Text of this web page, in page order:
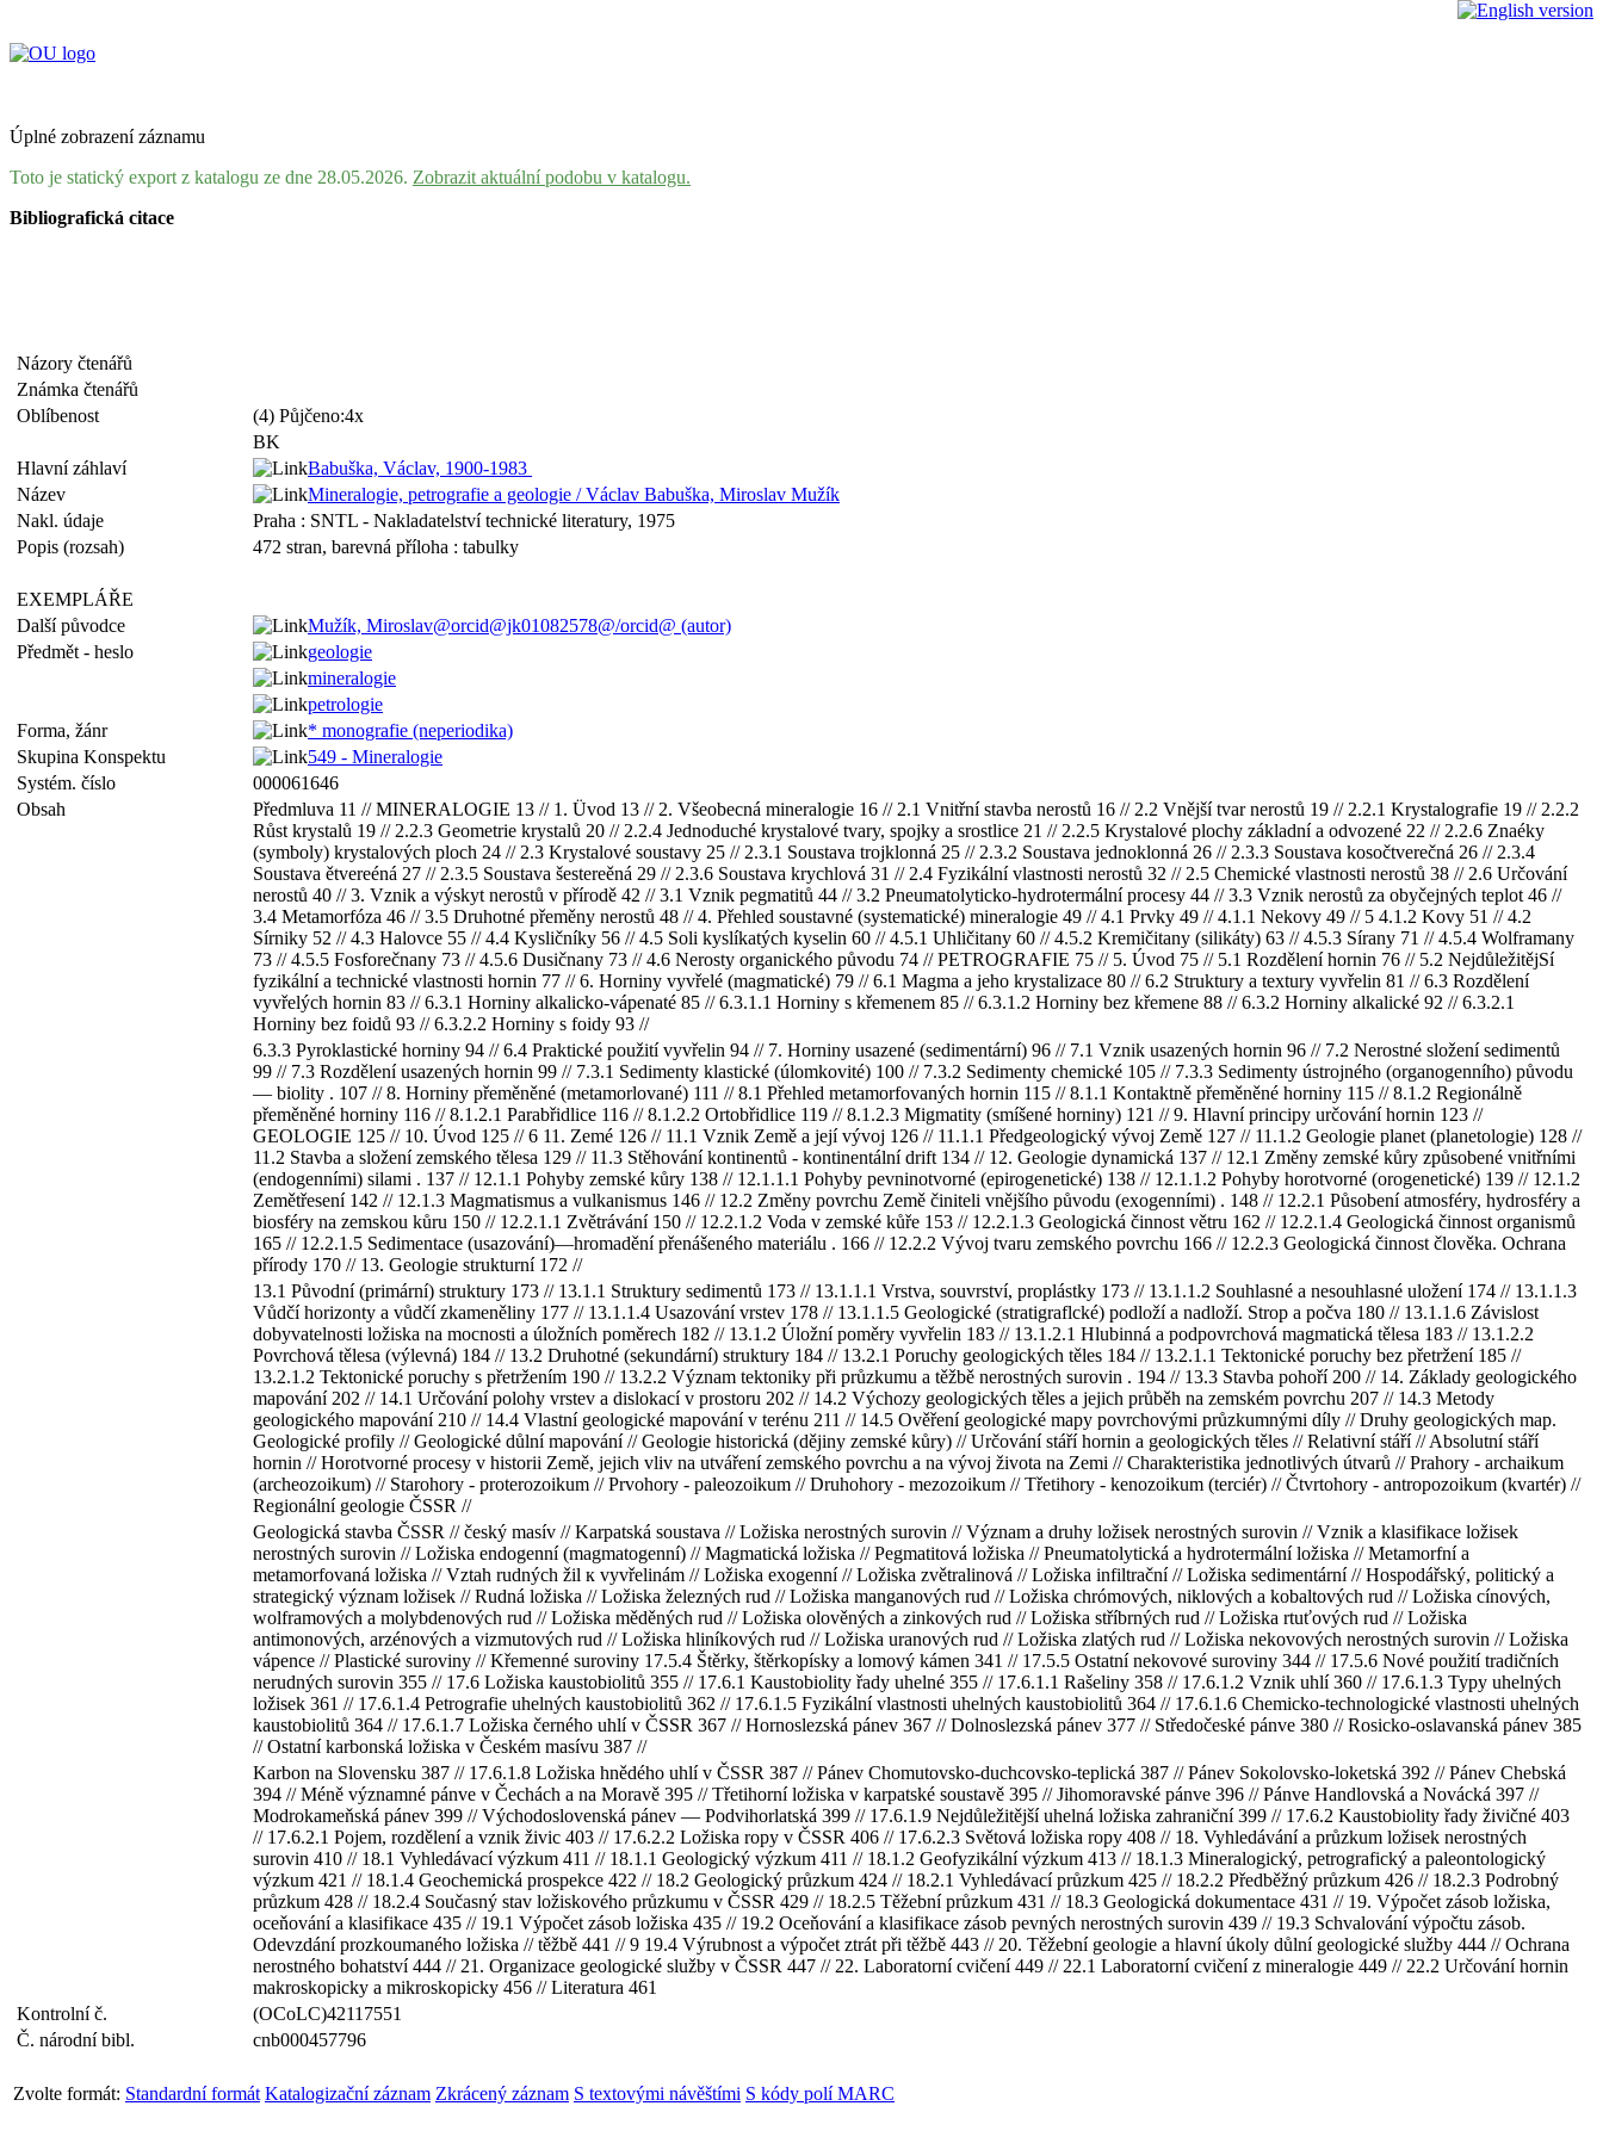
Úplné zobrazení záznamu
Toto je statický export z katalogu ze dne 28.05.2026. Zobrazit aktuální podobu v katalogu.
Bibliografická citace
Názory čtenářů
Známka čtenářů
Oblíbenost
(4) Půjčeno:4x
BK
Hlavní záhlaví
Babuška, Václav, 1900-1983
Název
Mineralogie, petrografie a geologie / Václav Babuška, Miroslav Mužík
Nakl. údaje
Praha : SNTL - Nakladatelství technické literatury, 1975
Popis (rozsah)
472 stran, barevná příloha : tabulky
EXEMPLÁŘE
Další původce
Mužík, Miroslav@orcid@jk01082578@/orcid@ (autor)
Předmět - heslo
geologie
mineralogie
petrologie
Forma, žánr
* monografie (neperiodika)
Skupina Konspektu
549 - Mineralogie
Systém. číslo
000061646
Obsah
Předmluva 11 // MINERALOGIE 13 // 1. Üvod 13 // 2. Všeobecná mineralogie 16 // 2.1 Vnitřní stavba nerostů 16 // 2.2 Vnější tvar nerostů 19 // 2.2.1 Krystalografie 19 // 2.2.2
Růst krystalů 19 // 2.2.3 Geometrie krystalů 20 // 2.2.4 Jednoduché krystalové tvary, spojky a srostlice 21 // 2.2.5 Krystalové plochy základní a odvozené 22 // 2.2.6 Znaéky
(symboly) krystalových ploch 24 // 2.3 Krystalové soustavy 25 // 2.3.1 Soustava trojklonná 25 // 2.3.2 Soustava jednoklonná 26 // 2.3.3 Soustava kosočtverečná 26 // 2.3.4
Soustava ětvereéná 27 // 2.3.5 Soustava šestereěná 29 // 2.3.6 Soustava krychlová 31 // 2.4 Fyzikální vlastnosti nerostů 32 // 2.5 Chemické vlastnosti nerostů 38 // 2.6 Určování
nerostů 40 // 3. Vznik a výskyt nerostů v přírodě 42 // 3.1 Vznik pegmatitů 44 // 3.2 Pneumatolyticko-hydrotermální procesy 44 // 3.3 Vznik nerostů za obyčejných teplot 46 //
3.4 Metamorfóza 46 // 3.5 Druhotné přeměny nerostů 48 // 4. Přehled soustavné (systematické) mineralogie 49 // 4.1 Prvky 49 // 4.1.1 Nekovy 49 // 5 4.1.2 Kovy 51 // 4.2
Sírniky 52 // 4.3 Halovce 55 // 4.4 Kysličníky 56 // 4.5 Soli kyslíkatých kyselin 60 // 4.5.1 Uhličitany 60 // 4.5.2 Kremičitany (silikáty) 63 // 4.5.3 Sírany 71 // 4.5.4 Wolframany
73 // 4.5.5 Fosforečnany 73 // 4.5.6 Dusičnany 73 // 4.6 Nerosty organického původu 74 // PETROGRAFIE 75 // 5. Úvod 75 // 5.1 Rozdělení hornin 76 // 5.2 NejdůležitějSí
fyzikální a technické vlastnosti hornin 77 // 6. Horniny vyvřelé (magmatické) 79 // 6.1 Magma a jeho krystalizace 80 // 6.2 Struktury a textury vyvřelin 81 // 6.3 Rozdělení
vyvřelých hornin 83 // 6.3.1 Horniny alkalicko-vápenaté 85 // 6.3.1.1 Horniny s křemenem 85 // 6.3.1.2 Horniny bez křemene 88 // 6.3.2 Horniny alkalické 92 // 6.3.2.1
Horniny bez foidů 93 // 6.3.2.2 Horniny s foidy 93 //
6.3.3 Pyroklastické horniny 94 // 6.4 Praktické použití vyvřelin 94 // 7. Horniny usazené (sedimentární) 96 // 7.1 Vznik usazených hornin 96 // 7.2 Nerostné složení sedimentů
99 // 7.3 Rozdělení usazených hornin 99 // 7.3.1 Sedimenty klastické (úlomkovité) 100 // 7.3.2 Sedimenty chemické 105 // 7.3.3 Sedimenty ústrojného (organogenního) původu
— biolity . 107 // 8. Horniny přeměněné (metamorlované) 111 // 8.1 Přehled metamorfovaných hornin 115 // 8.1.1 Kontaktně přeměněné horniny 115 // 8.1.2 Regionálně
přeměněné horniny 116 // 8.1.2.1 Parabřidlice 116 // 8.1.2.2 Ortobřidlice 119 // 8.1.2.3 Migmatity (smíšené horniny) 121 // 9. Hlavní principy určování hornin 123 //
GEOLOGIE 125 // 10. Úvod 125 // 6 11. Zemé 126 // 11.1 Vznik Země a její vývoj 126 // 11.1.1 Předgeologický vývoj Země 127 // 11.1.2 Geologie planet (planetologie) 128 //
11.2 Stavba a složení zemského tělesa 129 // 11.3 Stěhování kontinentů - kontinentální drift 134 // 12. Geologie dynamická 137 // 12.1 Změny zemské kůry způsobené vnitřními
(endogenními) silami . 137 // 12.1.1 Pohyby zemské kůry 138 // 12.1.1.1 Pohyby pevninotvorné (epirogenetické) 138 // 12.1.1.2 Pohyby horotvorné (orogenetické) 139 // 12.1.2
Zemětřesení 142 // 12.1.3 Magmatismus a vulkanismus 146 // 12.2 Změny povrchu Země činiteli vnějšího původu (exogenními) . 148 // 12.2.1 Působení atmosféry, hydrosféry a
biosféry na zemskou kůru 150 // 12.2.1.1 Zvětrávání 150 // 12.2.1.2 Voda v zemské kůře 153 // 12.2.1.3 Geologická činnost větru 162 // 12.2.1.4 Geologická činnost organismů
165 // 12.2.1.5 Sedimentace (usazování)—hromadění přenášeného materiálu . 166 // 12.2.2 Vývoj tvaru zemského povrchu 166 // 12.2.3 Geologická činnost člověka. Ochrana
přírody 170 // 13. Geologie strukturní 172 //
13.1 Původní (primární) struktury 173 // 13.1.1 Struktury sedimentů 173 // 13.1.1.1 Vrstva, souvrství, proplástky 173 // 13.1.1.2 Souhlasné a nesouhlasné uložení 174 // 13.1.1.3
Vůdčí horizonty a vůdčí zkameněliny 177 // 13.1.1.4 Usazování vrstev 178 // 13.1.1.5 Geologické (stratigraflcké) podloží a nadloží. Strop a počva 180 // 13.1.1.6 Závislost
dobyvatelnosti ložiska na mocnosti a úložních poměrech 182 // 13.1.2 Úložní poměry vyvřelin 183 // 13.1.2.1 Hlubinná a podpovrchová magmatická tělesa 183 // 13.1.2.2
Povrchová tělesa (výlevná) 184 // 13.2 Druhotné (sekundární) struktury 184 // 13.2.1 Poruchy geologických těles 184 // 13.2.1.1 Tektonické poruchy bez přetržení 185 //
13.2.1.2 Tektonické poruchy s přetržením 190 // 13.2.2 Význam tektoniky při průzkumu a těžbě nerostných surovin . 194 // 13.3 Stavba pohoří 200 // 14. Základy geologického
mapování 202 // 14.1 Určování polohy vrstev a dislokací v prostoru 202 // 14.2 Výchozy geologických těles a jejich průběh na zemském povrchu 207 // 14.3 Metody
geologického mapování 210 // 14.4 Vlastní geologické mapování v terénu 211 // 14.5 Ověření geologické mapy povrchovými průzkumnými díly // Druhy geologických map.
Geologické profily // Geologické důlní mapování // Geologie historická (dějiny zemské kůry) // Určování stáří hornin a geologických těles // Relativní stáří // Absolutní stáří
hornin // Horotvorné procesy v historii Země, jejich vliv na utváření zemského povrchu a na vývoj života na Zemi // Charakteristika jednotlivých útvarů // Prahory - archaikum
(archeozoikum) // Starohory - proterozoikum // Prvohory - paleozoikum // Druhohory - mezozoikum // Třetihory - kenozoikum (terciér) // Čtvrtohory - antropozoikum (kvartér) //
Regionální geologie ČSSR //
Geologická stavba ČSSR // český masív // Karpatská soustava // Ložiska nerostných surovin // Význam a druhy ložisek nerostných surovin // Vznik a klasifikace ložisek
nerostných surovin // Ložiska endogenní (magmatogenní) // Magmatická ložiska // Pegmatitová ložiska // Pneumatolytická a hydrotermální ložiska // Metamorfní a
metamorfovaná ložiska // Vztah rudných žil к vyvřelinám // Ložiska exogenní // Ložiska zvětralinová // Ložiska infiltrační // Ložiska sedimentární // Hospodářský, politický a
strategický význam ložisek // Rudná ložiska // Ložiska železných rud // Ložiska manganových rud // Ložiska chrómových, niklových a kobaltových rud // Ložiska cínových,
wolframových a molybdenových rud // Ložiska měděných rud // Ložiska olověných a zinkových rud // Ložiska stříbrných rud // Ložiska rtuťových rud // Ložiska
antimonových, arzénových a vizmutových rud // Ložiska hliníkových rud // Ložiska uranových rud // Ložiska zlatých rud // Ložiska nekovových nerostných surovin // Ložiska
vápence // Plastické suroviny // Křemenné suroviny 17.5.4 Štěrky, štěrkopísky a lomový kámen 341 // 17.5.5 Ostatní nekovové suroviny 344 // 17.5.6 Nové použití tradičních
nerudných surovin 355 // 17.6 Ložiska kaustobiolitů 355 // 17.6.1 Kaustobiolity řady uhelné 355 // 17.6.1.1 Rašeliny 358 // 17.6.1.2 Vznik uhlí 360 // 17.6.1.3 Typy uhelných
ložisek 361 // 17.6.1.4 Petrografie uhelných kaustobiolitů 362 // 17.6.1.5 Fyzikální vlastnosti uhelných kaustobiolitů 364 // 17.6.1.6 Chemicko-technologické vlastnosti uhelných
kaustobiolitů 364 // 17.6.1.7 Ložiska černého uhlí v ČSSR 367 // Hornoslezská pánev 367 // Dolnoslezská pánev 377 // Středočeské pánve 380 // Rosicko-oslavanská pánev 385
// Ostatní karbonská ložiska v Českém masívu 387 //
Karbon na Slovensku 387 // 17.6.1.8 Ložiska hnědého uhlí v ČSSR 387 // Pánev Chomutovsko-duchcovsko-teplická 387 // Pánev Sokolovsko-loketská 392 // Pánev Chebská
394 // Méně významné pánve v Čechách a na Moravě 395 // Třetihorní ložiska v karpatské soustavě 395 // Jihomoravské pánve 396 // Pánve Handlovská a Novácká 397 //
Modrokameňská pánev 399 // Východoslovenská pánev — Podvihorlatská 399 // 17.6.1.9 Nejdůležitější uhelná ložiska zahraniční 399 // 17.6.2 Kaustobiolity řady živičné 403
// 17.6.2.1 Pojem, rozdělení a vznik živic 403 // 17.6.2.2 Ložiska ropy v ČSSR 406 // 17.6.2.3 Světová ložiska ropy 408 // 18. Vyhledávání a průzkum ložisek nerostných
surovin 410 // 18.1 Vyhledávací výzkum 411 // 18.1.1 Geologický výzkum 411 // 18.1.2 Geofyzikální výzkum 413 // 18.1.3 Mineralogický, petrografický a paleontologický
výzkum 421 // 18.1.4 Geochemická prospekce 422 // 18.2 Geologický průzkum 424 // 18.2.1 Vyhledávací průzkum 425 // 18.2.2 Předběžný průzkum 426 // 18.2.3 Podrobný
průzkum 428 // 18.2.4 Současný stav ložiskového průzkumu v ČSSR 429 // 18.2.5 Těžební průzkum 431 // 18.3 Geologická dokumentace 431 // 19. Výpočet zásob ložiska,
oceňování a klasifikace 435 // 19.1 Výpočet zásob ložiska 435 // 19.2 Oceňování a klasifikace zásob pevných nerostných surovin 439 // 19.3 Schvalování výpočtu zásob.
Odevzdání prozkoumaného ložiska // těžbě 441 // 9 19.4 Výrubnost a výpočet ztrát při těžbě 443 // 20. Těžební geologie a hlavní úkoly důlní geologické služby 444 // Ochrana
nerostného bohatství 444 // 21. Organizace geologické služby v ČSSR 447 // 22. Laboratorní cvičení 449 // 22.1 Laboratorní cvičení z mineralogie 449 // 22.2 Určování hornin
makroskopicky a mikroskopicky 456 // Literatura 461
Kontrolní č.
(OCoLC)42117551
Č. národní bibl.
cnb000457796
Zvolte formát: Standardní formát Katalogizační záznam Zkrácený záznam S textovými návěštími S kódy polí MARC